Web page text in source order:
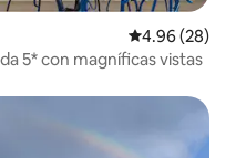
Calificación
4.96 (28)
5* con magníficas vistas